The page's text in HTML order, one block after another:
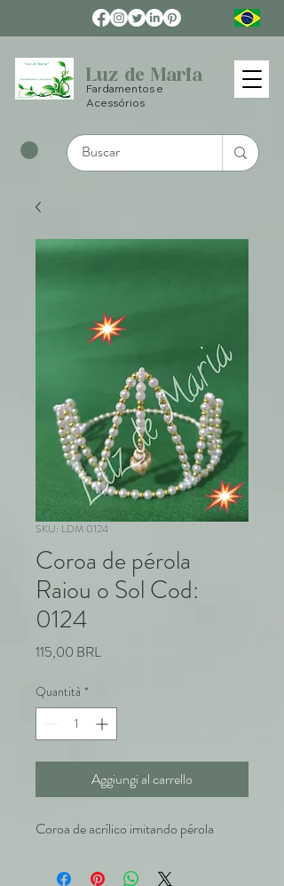
Luz de Maria
Fardamentos e
Acessórios
SKU: LDM 0124
Coroa de pérola
Raiou o Sol Cod:
0124
115,00 BRLPrezzo
Quantità *
Aggiungi al carrello
Coroa de acrílico imitando pérola